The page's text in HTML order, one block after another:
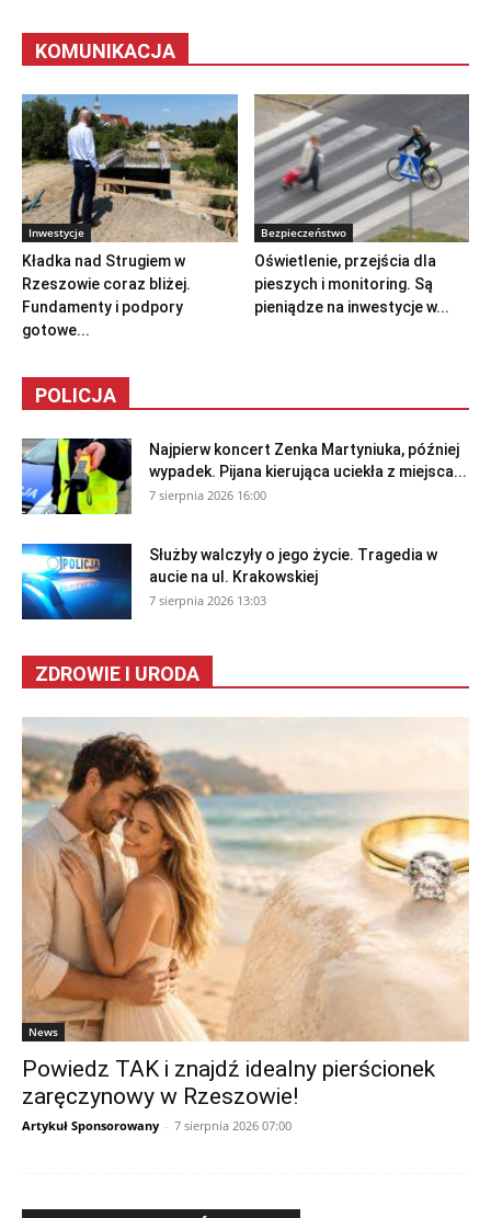
KOMUNIKACJA
Inwestycje
Kładka nad Strugiem w
Rzeszowie coraz bliżej.
Fundamenty i podpory
gotowe...
Bezpieczeństwo
Oświetlenie, przejścia dla
pieszych i monitoring. Są
pieniądze na inwestycje w...
POLICJA
Najpierw koncert Zenka Martyniuka, później
wypadek. Pijana kierująca uciekła z miejsca...
7 sierpnia 2026 16:00
Służby walczyły o jego życie. Tragedia w
aucie na ul. Krakowskiej
7 sierpnia 2026 13:03
ZDROWIE I URODA
News
Powiedz TAK i znajdź idealny pierścionek
zaręczynowy w Rzeszowie!
Artykuł Sponsorowany - 7 sierpnia 2026 07:00